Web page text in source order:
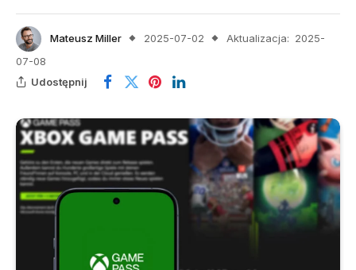
Mateusz Miller 2025-07-02 Aktualizacja: 2025-
07-08
Udostępnij